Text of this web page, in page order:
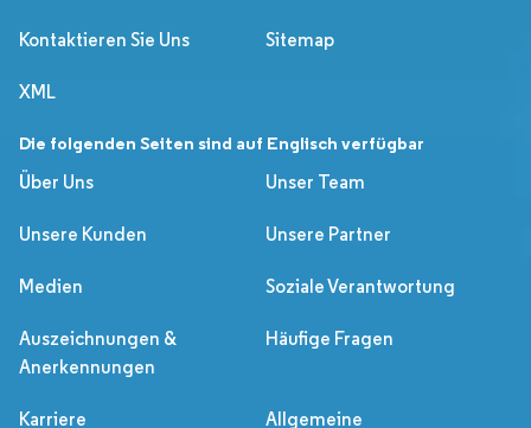
Kontaktieren Sie Uns Sitemap
XML
Die folgenden Seiten sind auf Englisch verfügbar
Über Uns
Unser Team
Unsere Kunden Unsere Partner
Medien Soziale Verantwortung
Auszeichnungen &
Anerkennungen
Häufige Fragen
Karriere
Allgemeine